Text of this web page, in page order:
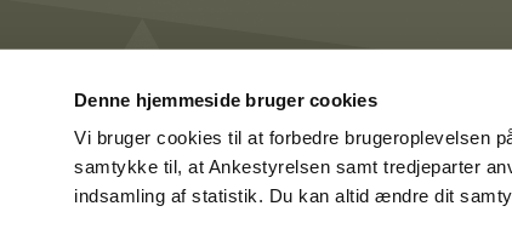
Denne hjemmeside bruger cookies
Vi bruger cookies til at forbedre brugeroplevelsen
samtykke til, at Ankestyrelsen samt tredjeparter
indsamling af statistik. Du kan altid ændre dit